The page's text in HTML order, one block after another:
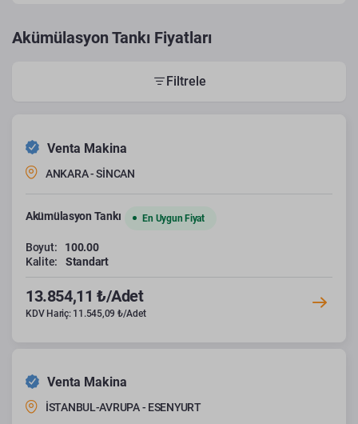
Akümülasyon Tankı Fiyatları
Filtrele
Venta Makina
ANKARA - SİNCAN
Akümülasyon Tankı En Uygun Fiyat
Boyut:
100.00
Kalite:
Standart
13.854,11 ₺/Adet
KDV Hariç: 11.545,09 ₺/Adet
Venta Makina
İSTANBUL-AVRUPA - ESENYURT